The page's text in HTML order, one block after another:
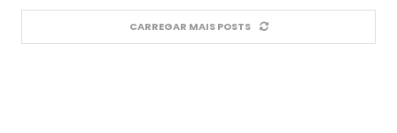
CARREGAR MAIS POSTS